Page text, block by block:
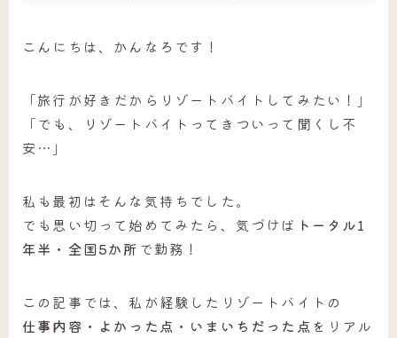
こんにちは、かんなろです！
「旅行が好きだからリゾートバイトしてみたい！」
「でも、リゾートバイトってきついって聞くし不
安…」
私も最初はそんな気持ちでした。
でも思い切って始めてみたら、気づけば トータル1
年半・全国5か所 で勤務！
この記事では、私が経験したリゾートバイトの
仕事内容・よかった点・いまいちだった点 をリアル